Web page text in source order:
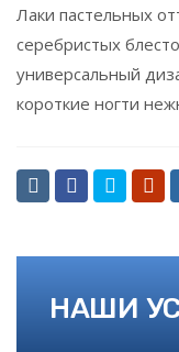
Лаки пастельных
серебристых
универсальный
короткие ногти
НАШИ